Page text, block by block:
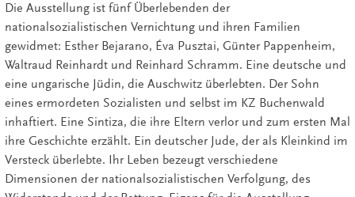
Die Ausstellung ist fünf Überlebenden der
nationalsozialistischen Vernichtung und ihren Familien
gewidmet: Esther Bejarano, Éva Pusztai, Günter Pappenheim,
Waltraud Reinhardt und Reinhard Schramm. Eine deutsche und
eine ungarische Jüdin, die Auschwitz überlebten. Der Sohn
eines ermordeten Sozialisten und selbst im KZ Buchenwald
inhaftiert. Eine Sintiza, die ihre Eltern verlor und zum ersten Mal
ihre Geschichte erzählt. Ein deutscher Jude, der als Kleinkind im
Versteck überlebte. Ihr Leben bezeugt verschiedene
Dimensionen der nationalsozialistischen Verfolgung, des